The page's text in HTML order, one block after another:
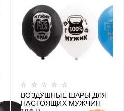
ВОЗДУШНЫЕ ШАРЫ ДЛЯ
НАСТОЯЩИХ МУЖЧИН